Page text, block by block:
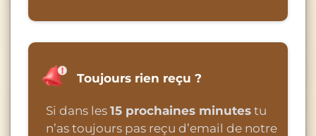
Toujours rien reçu ?
Si dans les 15 prochaines minutes tu
n’as toujours pas reçu d’email de notre